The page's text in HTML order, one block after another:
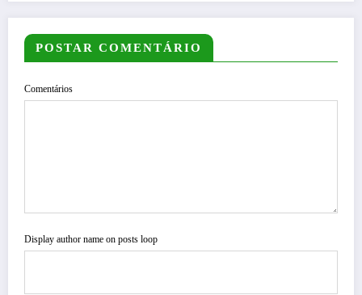
POSTAR COMENTÁRIO
Comentários
Display author name on posts loop